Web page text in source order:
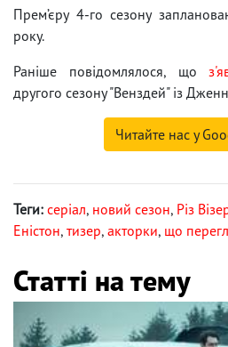
Прем’єру 4-го сезону
року.
Раніше повідомлялося, що
другого сезону "Венздей" із
Читайте нас у
Теги: серіал, новий сезон, Різ
Еністон, тизер, акторки, що
Статті на тему